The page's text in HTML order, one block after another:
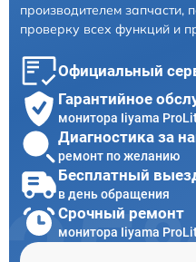
производителем запчасти,
проверку всех функций и
Официальный
Гарантийное
монитора Iiyama
Диагностика за
ремонт по желанию
Бесплатный
в день обращения
Срочный ремонт
монитора Iiyama